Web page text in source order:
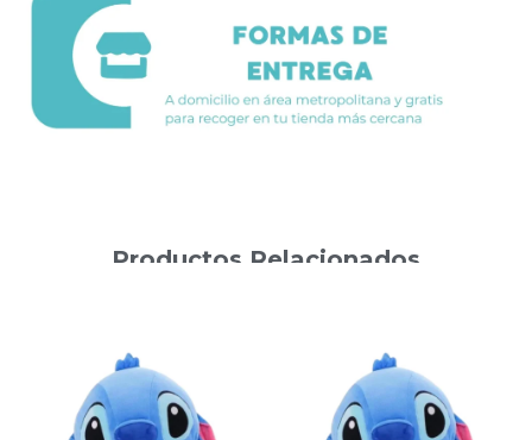
Productos Relacionados